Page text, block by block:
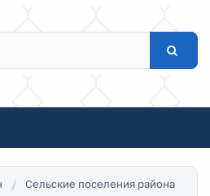
Сельские поселения района